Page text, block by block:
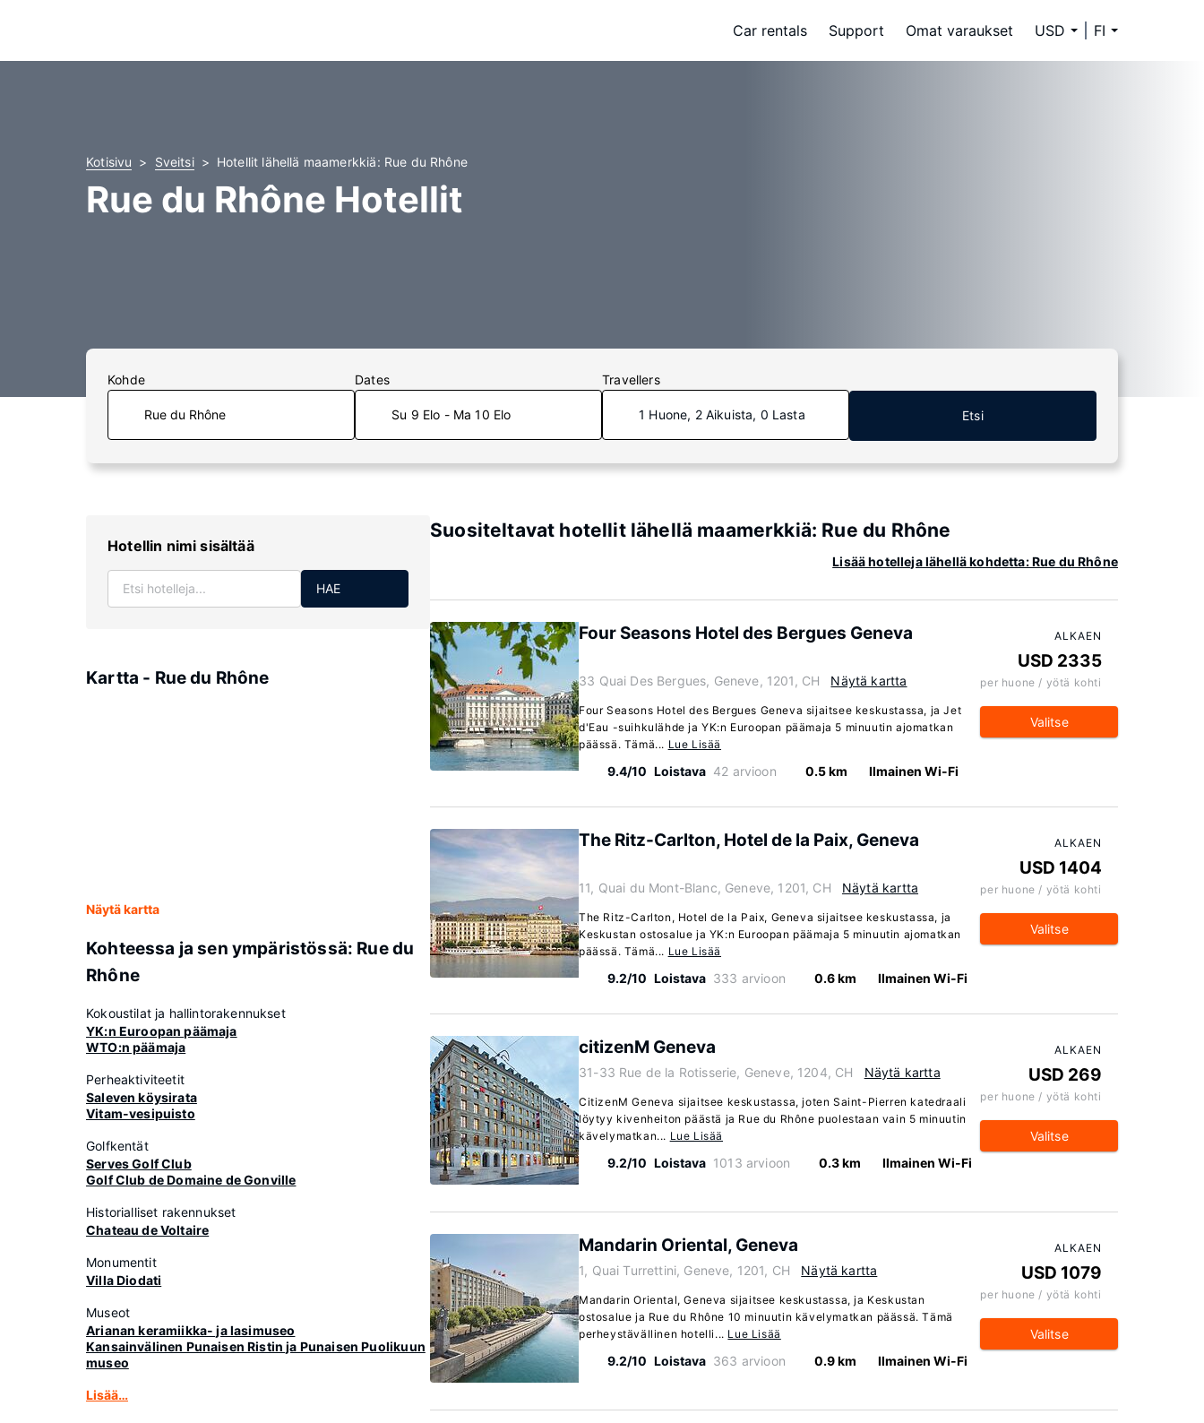
Car rentals Support Omat varaukset USD FI
Kotisivu Sveitsi Hotellit lähellä maamerkkiä: Rue du Rhône
Rue du Rhône Hotellit
Kohde Dates
Su 9 Elo - Ma 10 Elo
Travellers
1 Huone, 2 Aikuista, 0 Lasta Etsi
Hotellin nimi sisältää
HAE
Kartta - Rue du Rhône
Näytä kartta
Kohteessa ja sen ympäristössä: Rue du
Rhône
Kokoustilat ja hallintorakennukset
YK:n Euroopan päämaja
WTO:n päämaja
Perheaktiviteetit
Saleven köysirata
Vitam-vesipuisto
Golfkentät
Serves Golf Club
Golf Club de Domaine de Gonville
Historialliset rakennukset
Chateau de Voltaire
Monumentit
Villa Diodati
Museot
Arianan keramiikka- ja lasimuseo
Kansainvälinen Punaisen Ristin ja Punaisen Puolikuun
museo
Lisää…
Suositeltavat hotellit lähellä maamerkkiä: Rue du Rhône
Lisää hotelleja lähellä kohdetta: Rue du Rhône
Four Seasons Hotel des Bergues Geneva
33 Quai Des Bergues, Geneve, 1201, CH Näytä kartta
Four Seasons Hotel des Bergues Geneva sijaitsee keskustassa, ja Jet
d'Eau -suihkulähde ja YK:n Euroopan päämaja 5 minuutin ajomatkan
päässä. Tämä... Lue Lisää
9.4/10 Loistava 42 arvioon 0.5 km Ilmainen Wi-Fi
ALKAEN
USD 2335
per huone / yötä kohti
Valitse
The Ritz-Carlton, Hotel de la Paix, Geneva
11, Quai du Mont-Blanc, Geneve, 1201, CH Näytä kartta
The Ritz-Carlton, Hotel de la Paix, Geneva sijaitsee keskustassa, ja
Keskustan ostosalue ja YK:n Euroopan päämaja 5 minuutin ajomatkan
päässä. Tämä... Lue Lisää
9.2/10 Loistava 333 arvioon 0.6 km Ilmainen Wi-Fi
ALKAEN
USD 1404
per huone / yötä kohti
Valitse
citizenM Geneva
31-33 Rue de la Rotisserie, Geneve, 1204, CH Näytä kartta
CitizenM Geneva sijaitsee keskustassa, joten Saint-Pierren katedraali
löytyy kivenheiton päästä ja Rue du Rhône puolestaan vain 5 minuutin
kävelymatkan... Lue Lisää
9.2/10 Loistava 1013 arvioon 0.3 km Ilmainen Wi-Fi
ALKAEN
USD 269
per huone / yötä kohti
Valitse
Mandarin Oriental, Geneva
1, Quai Turrettini, Geneve, 1201, CH Näytä kartta
Mandarin Oriental, Geneva sijaitsee keskustassa, ja Keskustan
ostosalue ja Rue du Rhône 10 minuutin kävelymatkan päässä. Tämä
perheystävällinen hotelli... Lue Lisää
9.2/10 Loistava 363 arvioon 0.9 km Ilmainen Wi-Fi
ALKAEN
USD 1079
per huone / yötä kohti
Valitse